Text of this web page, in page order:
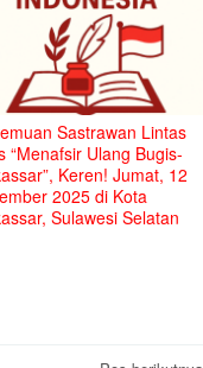
Sastrawan Lintas
“Menafsir Ulang Bugis-
Keren! Jumat, 12
2025 di Kota
Sulawesi Selatan